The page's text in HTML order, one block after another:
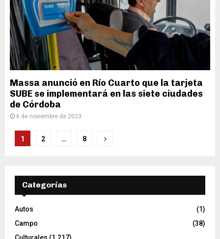
Massa anunció en Río Cuarto que la tarjeta
SUBE se implementará en las siete ciudades
de Córdoba
6 de noviembre de 2023
Paginación
entradas
1 2 … 8
Categorías
Autos
(1)
Campo
(38)